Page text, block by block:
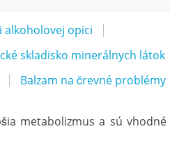
alkoholovej opici
skladisko minerálnych látok
Balzam na črevné problémy
metabolizmus a sú